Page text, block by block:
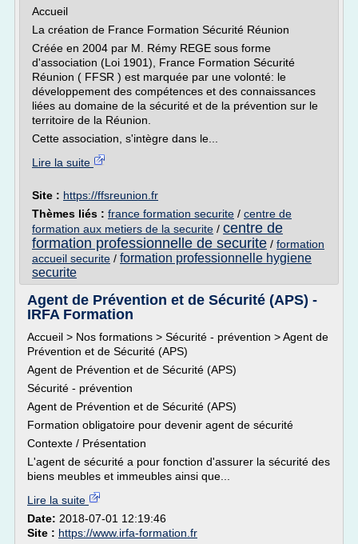
Accueil
La création de France Formation Sécurité Réunion
Créée en 2004 par M. Rémy REGE sous forme
d'association (Loi 1901), France Formation Sécurité
Réunion ( FFSR ) est marquée par une volonté: le
développement des compétences et des connaissances
liées au domaine de la sécurité et de la prévention sur le
territoire de la Réunion.
Cette association, s'intègre dans le...
Lire la suite
Site : https://ffsreunion.fr
Thèmes liés : france formation securite / centre de
formation aux metiers de la securite / centre de
formation professionnelle de securite / formation
accueil securite / formation professionnelle hygiene
securite
Agent de Prévention et de Sécurité (APS) -
IRFA Formation
Accueil > Nos formations > Sécurité - prévention > Agent de
Prévention et de Sécurité (APS)
Agent de Prévention et de Sécurité (APS)
Sécurité - prévention
Agent de Prévention et de Sécurité (APS)
Formation obligatoire pour devenir agent de sécurité
Contexte / Présentation
L'agent de sécurité a pour fonction d'assurer la sécurité des
biens meubles et immeubles ainsi que...
Lire la suite
Date: 2018-07-01 12:19:46
Site : https://www.irfa-formation.fr